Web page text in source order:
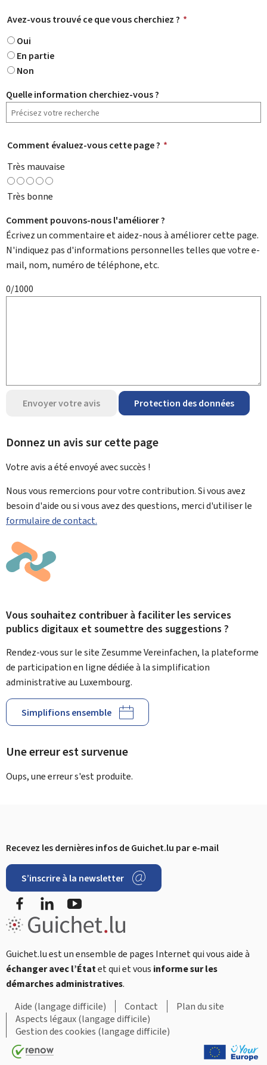
Avez-vous trouvé ce que vous cherchiez ? *
Oui
En partie
Non
Quelle information cherchiez-vous ?
Comment évaluez-vous cette page ? *
Très mauvaise
Très bonne
Comment pouvons-nous l'améliorer ?
Écrivez un commentaire et aidez-nous à améliorer cette page.
N'indiquez pas d'informations personnelles telles que votre e-
mail, nom, numéro de téléphone, etc.
0/1000
Envoyer votre avis Protection des données
Donnez un avis sur cette page
Votre avis a été envoyé avecsuccès !
Nous vous remercions pour votre contribution. Si vous avez
besoin d'aide ou si vous avez des questions, merci d'utiliser le
formulaire de contact.
Vous souhaitez contribuer à faciliter les services
publics digitaux et soumettre des suggestions ?
Rendez-vous sur le site Zesumme Vereinfachen, la plateforme
de participation en ligne dédiée à la simplification
administrative au Luxembourg.
Simplifions ensemble
Une erreur est survenue
Oups, une erreur s'est produite.
Pied
de
page
Recevez les dernières infos de Guichet.lu par e-mail
S’inscrire à la newsletter
Restez
connecté
FacebookLinkedIn
Guichet.lu est un ensemble de pages Internet qui vous aide à
échanger avec l’Étatet qui et vous informe sur les
démarches administratives.
Aide (langage difficile)
Contact
Plan du site
Aspects légaux (langage difficile)
Gestion des cookies (langage difficile)